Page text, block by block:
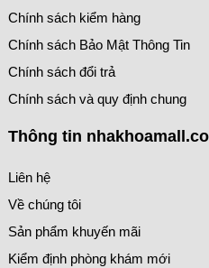
Chính sách kiểm hàng
Chính sách Bảo Mật Thông Tin
Chính sách đổi trả
Chính sách và quy định chung
Thông tin
Liên hệ
Về chúng tôi
Sản phẩm khuyến mãi
Kiểm định phòng khám mới